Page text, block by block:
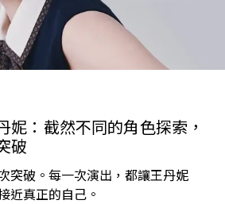
妮：截然不同的角色探索，
破
突破。每一次演出，都讓王丹妮
近真正的自己。